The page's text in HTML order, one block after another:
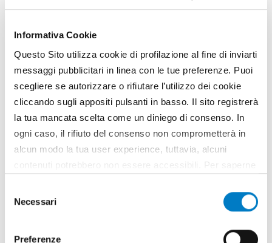
Informativa Cookie
Questo Sito utilizza cookie di profilazione al fine di inviarti
messaggi pubblicitari in linea con le tue preferenze. Puoi
scegliere se autorizzare o rifiutare l’utilizzo dei cookie
cliccando sugli appositi pulsanti in basso. Il sito registrerà
la tua mancata scelta come un diniego di consenso. In
ogni caso, il rifiuto del consenso non comprometterà in
alcun modo la tua user experience, tuttavia, alcuni
contenuti potrebbero non essere accessibili. Per saperne
all’utilizzo di tutti, o solamente di alcuni di essi, ti
delNecessari
Preferenze
Potrebbe interessarti
anche